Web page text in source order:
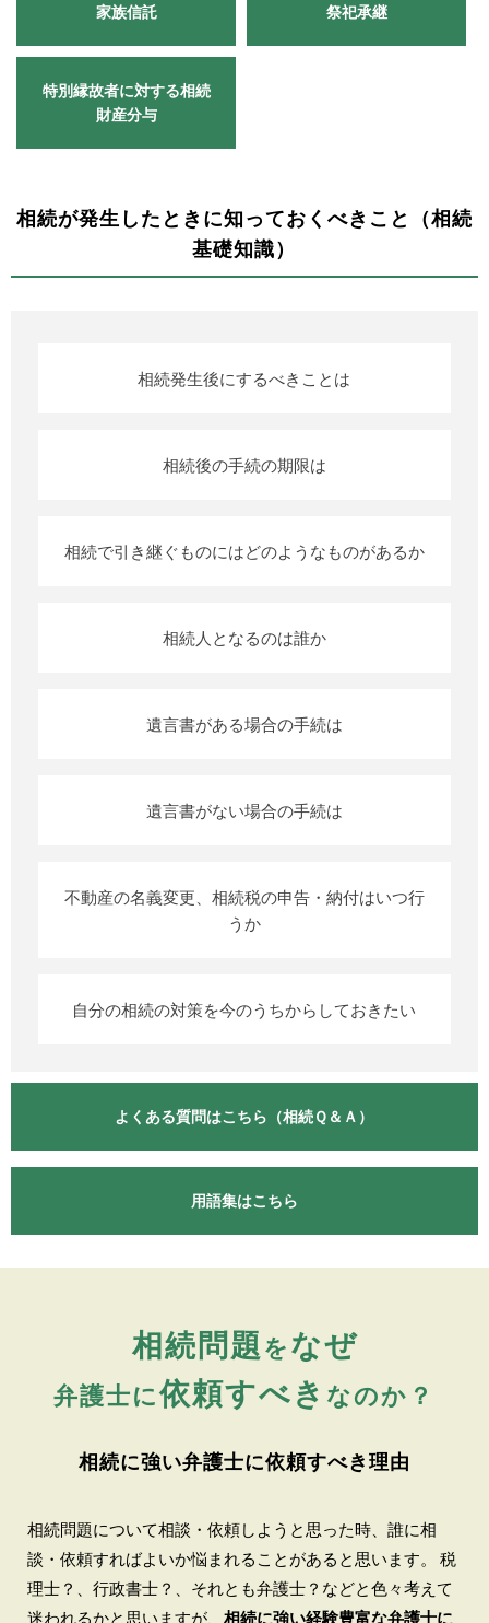
家族信託 祭祀承継
特別縁故者に対する相続
財産分与
相続が発生したときに知っておくべきこと（相続
基礎知識）
相続発生後にするべきことは
相続後の手続の期限は
相続で引き継ぐものにはどのようなものがあるか
相続人となるのは誰か
遺言書がある場合の手続は
遺言書がない場合の手続は
不動産の名義変更、相続税の申告・納付はいつ行
うか
自分の相続の対策を今のうちからしておきたい
よくある質問はこちら（相続Ｑ＆Ａ）
用語集はこちら
相続問題をなぜ
弁護士に依頼すべき なのか？
相続に強い弁護士に依頼すべき理由
相続問題について相談・依頼しようと思った時、誰に相
談・依頼すればよいか悩まれることがあると思います。 税
理士？、行政書士？、それとも弁護士？などと色々考えて
迷われるかと思いますが、 相続に強い経験豊富な弁護士に